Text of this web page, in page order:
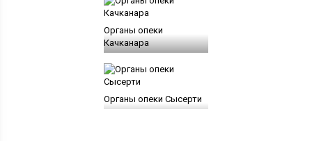
Органы опеки
Качканара
Органы опеки Сысерти